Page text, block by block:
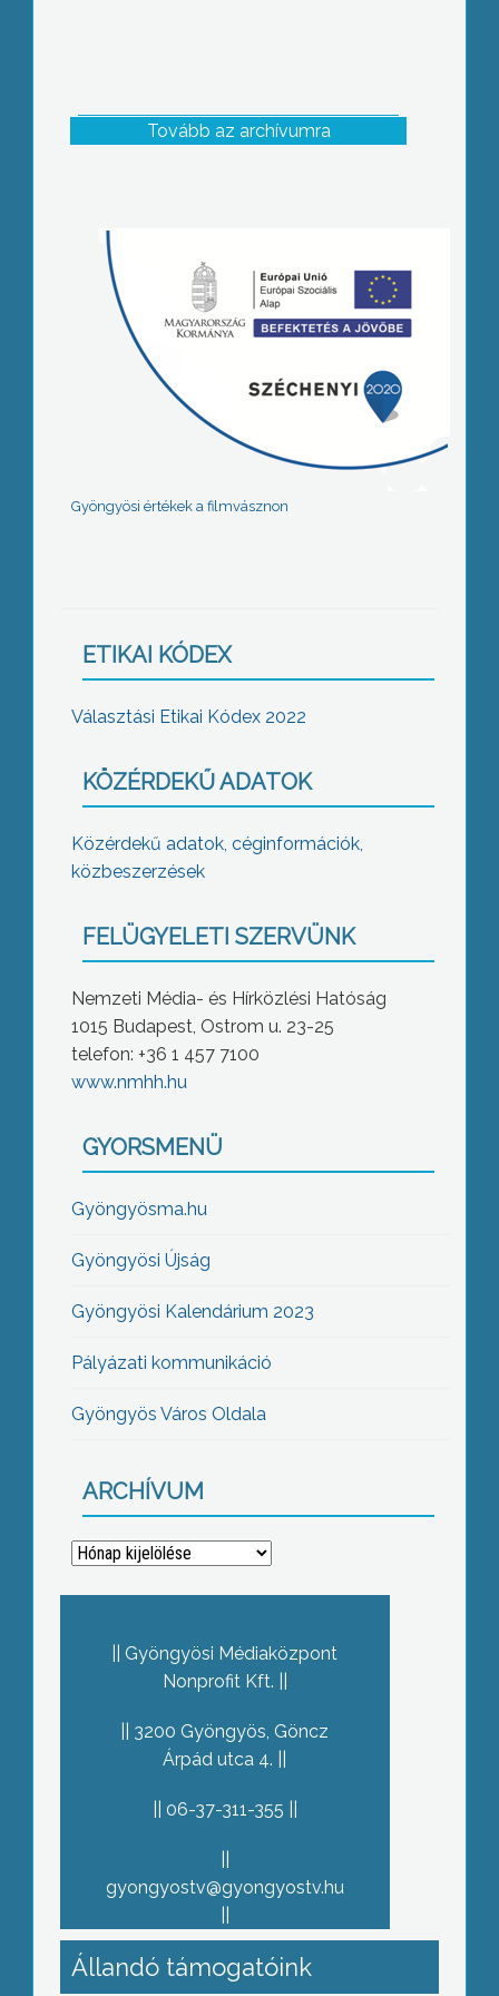
Tovább az archívumra
Gyöngyösi értékek a filmvásznon
ETIKAI KÓDEX
Választási Etikai Kódex 2022
KÖZÉRDEKŰ ADATOK
Közérdekű adatok, céginformációk,
közbeszerzések
FELÜGYELETI SZERVÜNK
Nemzeti Média- és Hírközlési Hatóság
1015 Budapest, Ostrom u. 23-25
telefon: +36 1 457 7100
www.nmhh.hu
GYORSMENÜ
Gyöngyösma.hu
Gyöngyösi Újság
Gyöngyösi Kalendárium 2023
Pályázati kommunikáció
Gyöngyös Város Oldala
ARCHÍVUM
Archívum
Gyöngyösi Médiaközpont
Nonprofit Kft.
3200 Gyöngyös, Göncz
Árpád utca 4.
06-37-311-355
gyongyostv@gyongyostv.hu
Állandó támogatóink